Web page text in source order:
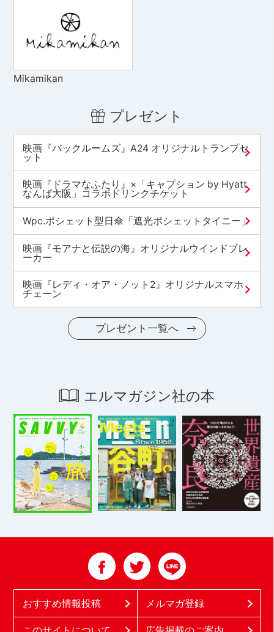
Mikamikan
プレゼント
映画『バックルームズ』A24 オリジナルトランプセ
ット
映画『ドラマなふたり』×「キャプション by Hyatt
なんば大阪」コラボドリンクチケット
Wpc.ポシェット型日傘「遮光ポシェットタイニー」
映画『モアナと伝説の海』オリジナルウインドブレ
ーカー
映画『レディ・オア・ノット2』オリジナルスマホ
チェーン
プレゼント一覧へ
エルマガジン社の本
おすすめ情報投稿 メルマガ登録